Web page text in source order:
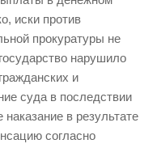
иски против
прокуратуры не
нарушило
и
суда в последствии
в результате
согласно